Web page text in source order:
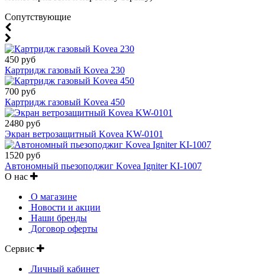
Cопутствующие
450 руб
Картридж газовый Kovea 230
700 руб
Картридж газовый Kovea 450
2480 руб
Экран ветрозащитный Kovea KW-0101
1520 руб
Автономный пьезоподжиг Kovea Igniter KI-1007
О нас
О магазине
Новости и акции
Наши бренды
Договор оферты
Сервис
Личный кабинет